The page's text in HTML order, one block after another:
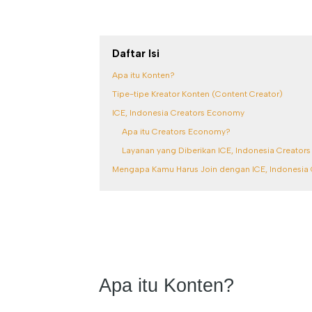
Daftar Isi
Apa itu Konten?
Tipe-tipe Kreator Konten (Content Creator)
ICE, Indonesia Creators Economy
Apa itu Creators Economy?
Layanan yang Diberikan ICE, Indonesia
Mengapa Kamu Harus Join dengan ICE,
Apa itu Konten?